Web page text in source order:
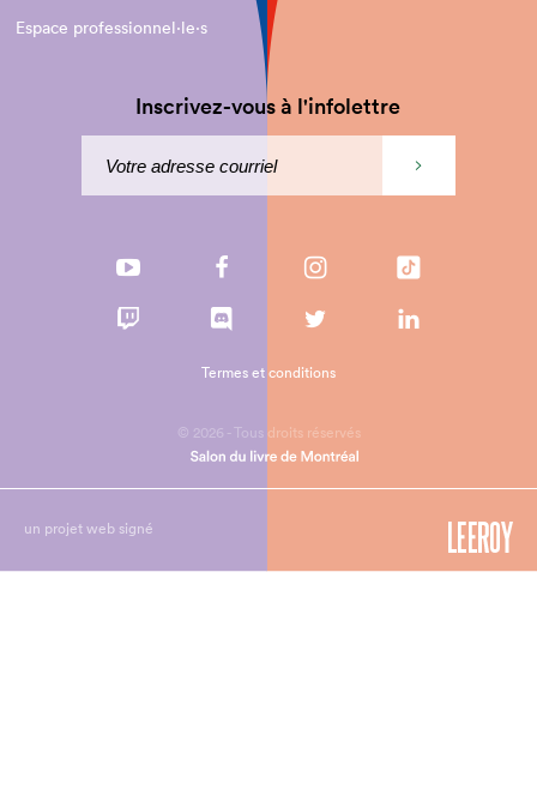
Espace professionnel·le⋅s
Inscrivez-vous à l'infolettre
© 2026 - Tous droits réservés
Termes et conditions
un projet web signé